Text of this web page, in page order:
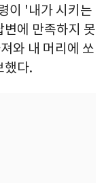
이 '내가 시키는
에 만족하지 못
와 내 머리에 쏘
했다.